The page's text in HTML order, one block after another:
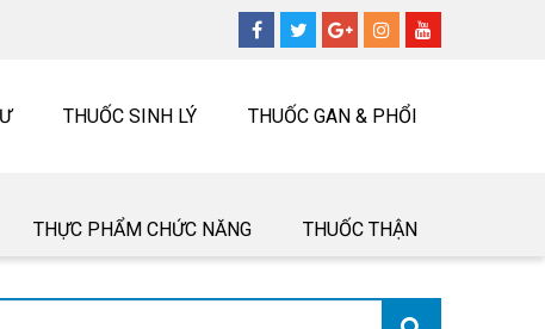
THUỐC SINH LÝ THUỐC GAN & PHỔI
THỰC PHẨM CHỨC NĂNG THUỐC THẬN